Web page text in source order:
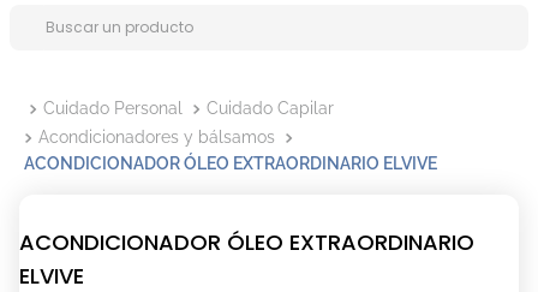
Cuidado Personal
Cuidado Capilar
Acondicionadores y bálsamos
ACONDICIONADOR ÓLEO EXTRAORDINARIO ELVIVE
ACONDICIONADOR ÓLEO EXTRAORDINARIO
ELVIVE